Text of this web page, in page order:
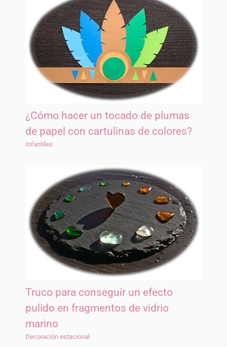
¿Cómo hacer un tocado de plumas
de papel con cartulinas de colores?
Infantiles
Truco para conseguir un efecto
pulido en fragmentos de vidrio
marino
Decoración estacional